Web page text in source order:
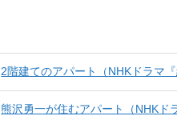
2階建てのアパート（NHKドラマ
熊沢勇一が住むアパート（NHKド